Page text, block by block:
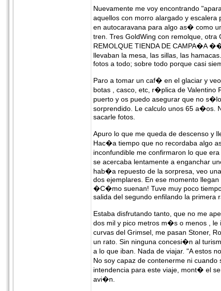
Nuevamente me voy encontrando
aquellos con morro alargado y
en autocaravana para algo as� como
tren. Tres GoldWing con remolque,
REMOLQUE TIENDA DE CAMPA�A
llevaban la mesa, las sillas, las
fotos a todo; sobre todo porque casi
Paro a tomar un caf� en el glaciar y
botas , casco, etc, r�plica de Valentino
puerto y os puedo asegurar que no
sorprendido. Le calculo unos 65 a�os.
sacarle fotos.
Apuro lo que me queda de descenso y
Hac�a tiempo que no recordaba algo
inconfundible me confirmaron lo que
se acercaba lentamente a enganchar
hab�a repuesto de la sorpresa, veo
dos ejemplares. En ese momento
�C�mo suenan! Tuve muy poco
salida del segundo enfilando la primera
Estaba disfrutando tanto, que no me
dos mil y pico metros m�s o menos ,
curvas del Grimsel, me pasan Stoner,
un rato. Sin ninguna concesi�n al
a lo que iban. Nada de viajar. "A estos
No soy capaz de contenerme ni
intendencia para este viaje, mont� el
avi�n.